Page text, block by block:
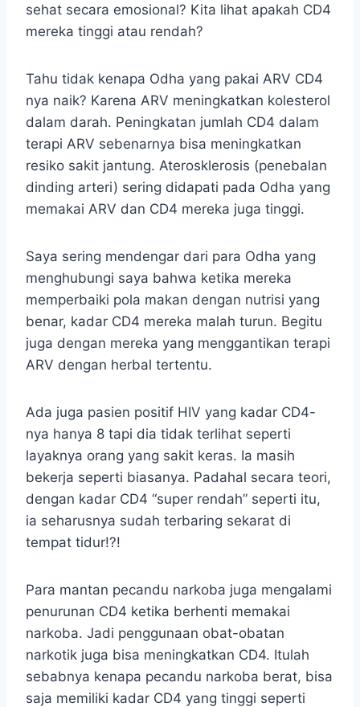
sehat secara emosional? Kita lihat apakah CD4
mereka tinggi atau rendah?
Tahu tidak kenapa Odha yang pakai ARV CD4
nya naik? Karena ARV meningkatkan kolesterol
dalam darah. Peningkatan jumlah CD4 dalam
terapi ARV sebenarnya bisa meningkatkan
resiko sakit jantung. Aterosklerosis (penebalan
dinding arteri) sering didapati pada Odha yang
memakai ARV dan CD4 mereka juga tinggi.
Saya sering mendengar dari para Odha yang
menghubungi saya bahwa ketika mereka
memperbaiki pola makan dengan nutrisi yang
benar, kadar CD4 mereka malah turun. Begitu
juga dengan mereka yang menggantikan terapi
ARV dengan herbal tertentu.
Ada juga pasien positif HIV yang kadar CD4-
nya hanya 8 tapi dia tidak terlihat seperti
layaknya orang yang sakit keras. Ia masih
bekerja seperti biasanya. Padahal secara teori,
dengan kadar CD4 “super rendah” seperti itu,
ia seharusnya sudah terbaring sekarat di
tempat tidur!?!
Para mantan pecandu narkoba juga mengalami
penurunan CD4 ketika berhenti memakai
narkoba. Jadi penggunaan obat-obatan
narkotik juga bisa meningkatkan CD4. Itulah
sebabnya kenapa pecandu narkoba berat, bisa
saja memiliki kadar CD4 yang tinggi seperti